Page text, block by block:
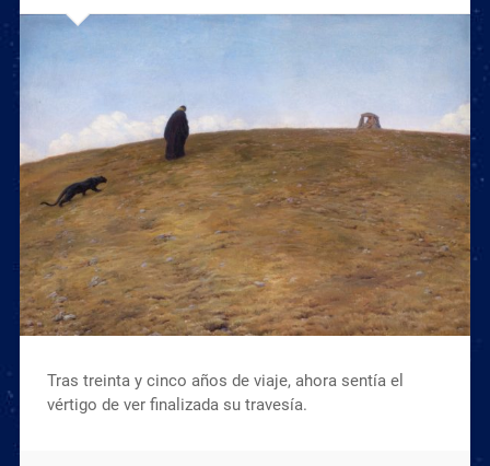
Tras treinta y cinco años de viaje, ahora sentía el
vértigo de ver finalizada su travesía.